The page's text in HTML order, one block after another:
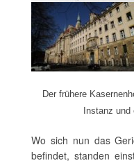
Der frühere
Instanz
Wo sich nun das
befindet, standen